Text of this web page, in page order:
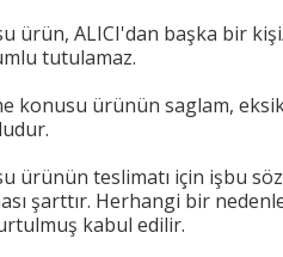
ürün, ALICI'dan başka bir
tutulamaz.
konusu ürünün saglam,
ürünün teslimatı için işbu
şarttır. Herhangi bir
kabul edilir.